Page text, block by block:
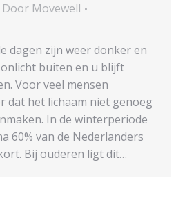
Door Movewell
dagen zijn weer donker en
buiten en u blijft
Voor veel mensen
dat het lichaam niet genoeg
In de winterperiode
60% van de Nederlanders
Bij ouderen ligt dit…